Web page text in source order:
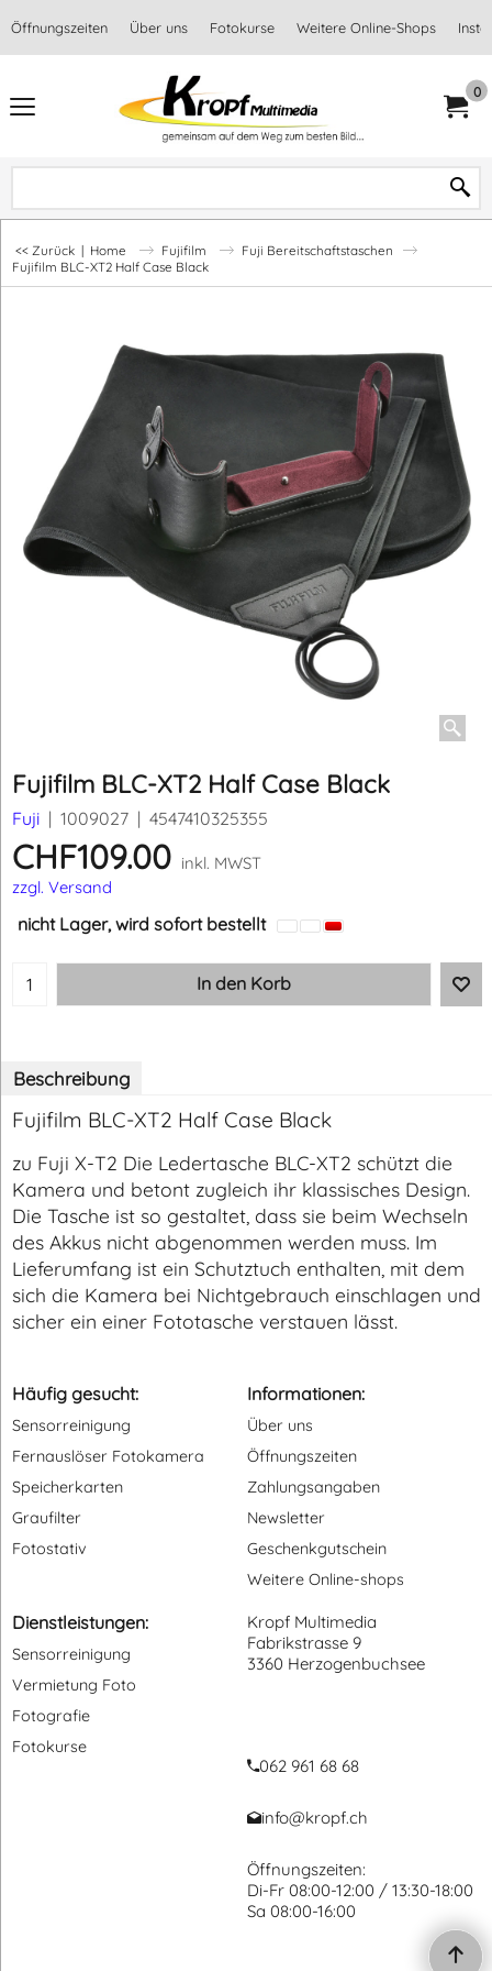
Öffnungszeiten Über uns Fotokurse Weitere Online-Shops
0
<< Zurück | Home Fujifilm
Fuji Bereitschaftstaschen
Fujifilm BLC-XT2 Half Case Black
Fujifilm BLC-XT2 Half Case Black
Fuji 1009027 4547410325355
CHF109.00 inkl. MWST
zzgl. Versand
nicht Lager, wird sofort bestellt
In den Korb
Beschreibung
Fujifilm BLC-XT2 Half Case Black
zu Fuji X-T2 Die Ledertasche BLC-XT2 schützt die
Kamera und betont zugleich ihr klassisches Design.
Die Tasche ist so gestaltet, dass sie beim Wechseln
des Akkus nicht abgenommen werden muss. Im
Lieferumfang ist ein Schutztuch enthalten, mit dem
sich die Kamera bei Nichtgebrauch einschlagen und
sicher ein einer Fototasche verstauen lässt.
Häufig gesucht:
Sensorreinigung
Fernauslöser Fotokamera
Speicherkarten
Graufilter
Fotostativ
Informationen:
Über uns
Öffnungszeiten
Zahlungsangaben
Newsletter
Geschenkgutschein
Weitere Online-shops
Dienstleistungen:
Sensorreinigung
Vermietung Foto
Fotografie
Fotokurse
Kropf Multimedia
Fabrikstrasse 9
3360 Herzogenbuchsee
062 961 68 68
info@kropf.ch
Öffnungszeiten:
Di-Fr 08:00-12:00 / 13:30-18:00
Sa 08:00-16:00